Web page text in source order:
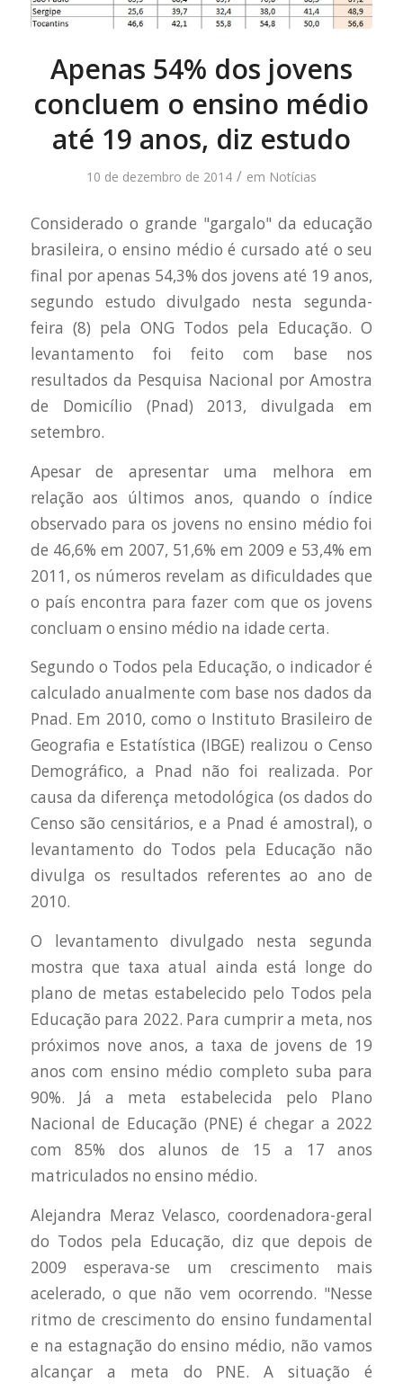
Apenas 54% dos jovens
concluem o ensino médio
até 19 anos, diz estudo
10 de dezembro de 2014 / em Notícias
Considerado o grande "gargalo" da educação
brasileira, o ensino médio é cursado até o seu
final por apenas 54,3% dos jovens até 19 anos,
segundo estudo divulgado nesta segunda-
feira (8) pela ONG Todos pela Educação. O
levantamento foi feito com base nos
resultados da Pesquisa Nacional por Amostra
de Domicílio (Pnad) 2013, divulgada em
setembro.
Apesar de apresentar uma melhora em
relação aos últimos anos, quando o índice
observado para os jovens no ensino médio foi
de 46,6% em 2007, 51,6% em 2009 e 53,4% em
2011, os números revelam as dificuldades que
o país encontra para fazer com que os jovens
concluam o ensino médio na idade certa.
Segundo o Todos pela Educação, o indicador é
calculado anualmente com base nos dados da
Pnad. Em 2010, como o Instituto Brasileiro de
Geografia e Estatística (IBGE) realizou o Censo
Demográfico, a Pnad não foi realizada. Por
causa da diferença metodológica (os dados do
Censo são censitários, e a Pnad é amostral), o
levantamento do Todos pela Educação não
divulga os resultados referentes ao ano de
2010.
O levantamento divulgado nesta segunda
mostra que taxa atual ainda está longe do
plano de metas estabelecido pelo Todos pela
Educação para 2022. Para cumprir a meta, nos
próximos nove anos, a taxa de jovens de 19
anos com ensino médio completo suba para
90%. Já a meta estabelecida pelo Plano
Nacional de Educação (PNE) é chegar a 2022
com 85% dos alunos de 15 a 17 anos
matriculados no ensino médio.
Alejandra Meraz Velasco, coordenadora-geral
do Todos pela Educação, diz que depois de
2009 esperava-se um crescimento mais
acelerado, o que não vem ocorrendo. "Nesse
ritmo de crescimento do ensino fundamental
e na estagnação do ensino médio, não vamos
alcançar a meta do PNE. A situação é